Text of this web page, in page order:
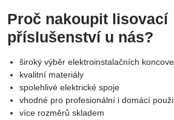
Proč nakoupit lisovací
příslušenství u nás?
široký výběr elektroinstalačních
kvalitní materiály
spolehlivé elektrické spoje
vhodné pro profesionální i domácí
více rozměrů skladem